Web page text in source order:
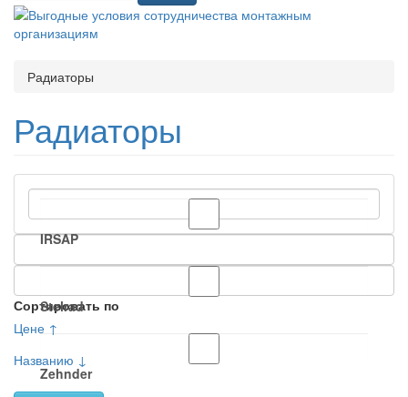
Радиаторы
Радиаторы
IRSAP
Stelrad
Zehnder
Сортировать по
Цене ↑
Названию ↓